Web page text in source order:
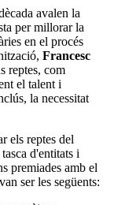
avalen la
per millorar la
en el procés
Francesc
reptes, com
el talent i
la necessitat
els reptes del
d'entitats i
premiades amb el
ser les següents: